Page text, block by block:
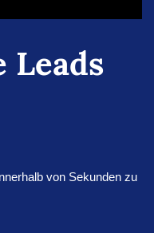
Leads
von Sekunden zu